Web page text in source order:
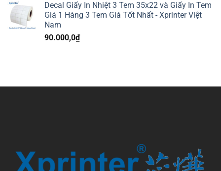
Decal Giấy In Nhiệt 3 Tem 35x22 và Giấy In Tem
Giá 1 Hàng 3 Tem Giá Tốt Nhất - Xprinter Việt
Nam
90.000,0₫